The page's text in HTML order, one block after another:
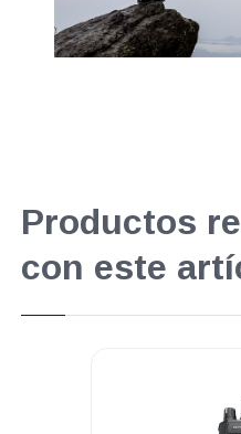
Productos
con este